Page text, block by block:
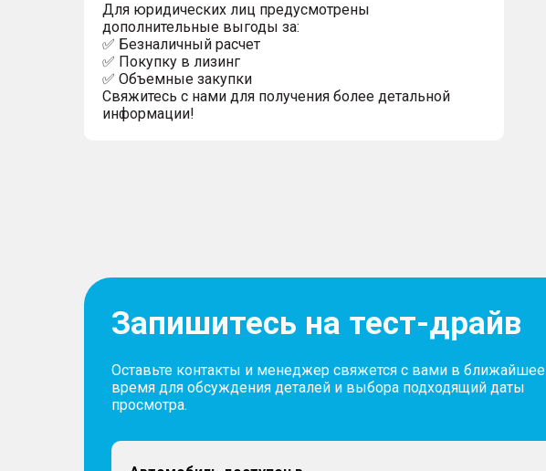
Для юридических лиц предусмотрены
дополнительные выгоды за:
✅ Безналичный расчет
✅ Покупку в лизинг
✅ Объемные закупки
Свяжитесь с нами для получения более детальной
информации!
Запишитесь на тест-драйв
Оставьте контакты и менеджер свяжется с вами в ближайшее
время для обсуждения деталей и выбора подходящий даты
просмотра.